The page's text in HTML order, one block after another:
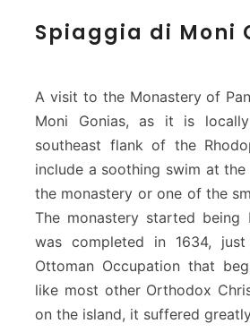
p
g
g
a
d
i
M
n
i
G
o
Spiaggia di Moni
A visit to the Monastery of
Moni Gonias, as it is
southeast flank of the
include a soothing swim at
the monastery or one of the
The monastery started being
was completed in 1634,
Ottoman Occupation that
like most other Orthodox
on the island, it suffered